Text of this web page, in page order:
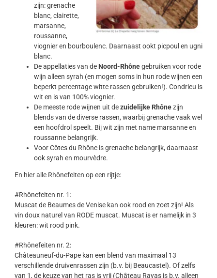
zijn: grenache
blanc, clairette,
marsanne,
roussanne,
viognier en bourboulenc. Daarnaast ookt picpoul en ugni
blanc.
De appellaties van de Noord-Rhônegebruiken voor rode
wijn alleen syrah (en mogen soms in hun rode wijnen een
beperkt percentage witte rassen gebruiken!). Condrieu is
wit en is van 100% viognier.
De meeste rode wijnen uit dezuidelijke Rhônezijn
blends van de diverse rassen, waarbij grenache vaak wel
een hoofdrol speelt. Bij wit zijn met name marsanne en
roussanne belangrijk.
Voor Côtes du Rhône is grenache belangrijk, daarnaast
ook syrah en mourvèdre.
En hier alle Rhônefeiten op een rijtje:
#Rhônefeiten nr. 1:
Muscat de Beaumes de Venise kan ook rood en zoet zijn! Als
vin doux naturel van RODE muscat. Muscat is er namelijk in 3
kleuren: wit rood pink.
#Rhônefeiten nr. 2:
Châteauneuf-du-Pape kan een blend van maximaal 13
verschillende druivenrassen zijn (b.v. bij Beaucastel). Of zelfs
van 1, de keuze van het ras is vrij (Château Rayas is b.v. alleen